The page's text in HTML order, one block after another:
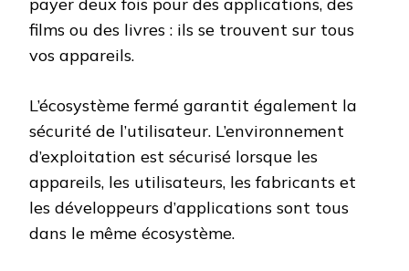
films ou des livres : ils se trouvent sur tous
vos appareils.
L’écosystème fermé garantit également la
sécurité de l’utilisateur. L’environnement
d’exploitation est sécurisé lorsque les
appareils, les utilisateurs, les fabricants et
les développeurs d’applications sont tous
dans le même écosystème.